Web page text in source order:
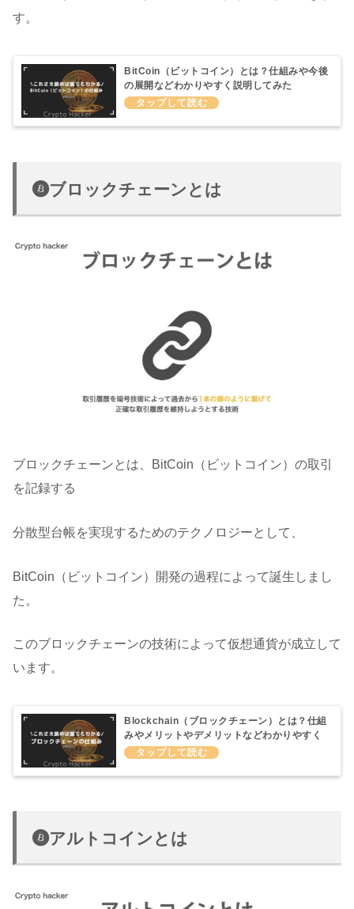
す。
BitCoin（ビットコイン）とは？仕組みや今後
の展開などわかりやすく説明してみた
ブロックチェーンとは
ブロックチェーンとは、BitCoin（ビットコイン）の取引
を記録する
分散型台帳を実現するためのテクノロジーとして、
BitCoin（ビットコイン）開発の過程によって誕生しまし
た。
このブロックチェーンの技術によって仮想通貨が成立して
います。
Blockchain（ブロックチェーン）とは？仕組
みやメリットやデメリットなどわかりやすく
説明してみた
アルトコインとは